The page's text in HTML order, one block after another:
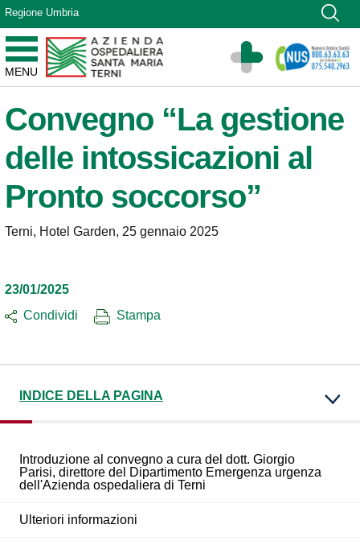
Vai ai contenuti
Vai al menu di navigazione
Vai al footer
Regione Umbria
MENU
Azienda Ospedaliera Santa Maria di Terni
Sito Istituzionale
Convegno “La gestione
delle intossicazioni al
Pronto soccorso”
Terni, Hotel Garden, 25 gennaio 2025
23/01/2025
Condividi
Stampa
INDICE DELLA PAGINA
Introduzione al convegno a cura del dott. Giorgio
Parisi, direttore del Dipartimento Emergenza urgenza
dell'Azienda ospedaliera di Terni
Ulteriori informazioni